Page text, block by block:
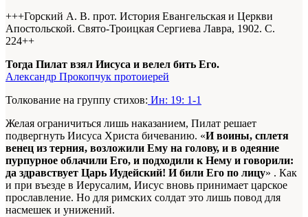
+++Горский А. В. прот. История Евангельская и Церкви
Апостольской. Свято-Троицкая Сергиева Лавра, 1902. С.
224++
Тогда Пилат взял Иисуса и велел бить Его.
Александр Прокопчук протоиерей
Толкование на группу стихов: Ин: 19: 1-1
Желая ограничиться лишь наказанием, Пилат решает
подвергнуть Иисуса Христа бичеванию. «И воины, сплетя
венец из терния, возложили Ему на голову, и в одеяние
пурпурное облачили Его, и подходили к Нему и говорили:
да здравствует Царь Иудейский! И били Его по лицу» . Как
и при въезде в Иерусалим, Иисус вновь принимает царское
прославление. Но для римских солдат это лишь повод для
насмешек и унижений.